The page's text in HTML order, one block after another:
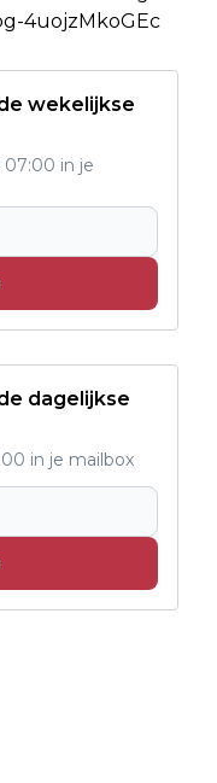
4uojzMkoGEc
wekelijkse
in je
dagelijkse
in je mailbox